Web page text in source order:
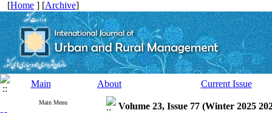
[Home ] [Archive]
Main About Current Issue
Main Menu
Volume 23, Issue 77 (Winter 2025